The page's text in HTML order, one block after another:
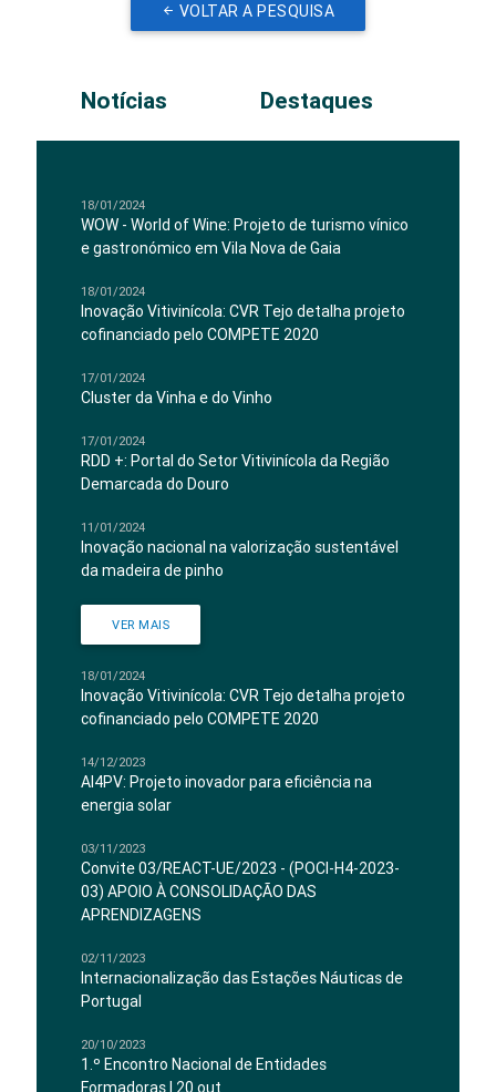
VOLTAR A PESQUISA
Notícias Destaques
18/01/2024
WOW - World of Wine: Projeto de turismo vínico
e gastronómico em Vila Nova de Gaia
18/01/2024
Inovação Vitivinícola: CVR Tejo detalha projeto
cofinanciado pelo COMPETE 2020
17/01/2024
Cluster da Vinha e do Vinho
17/01/2024
RDD +: Portal do Setor Vitivinícola da Região
Demarcada do Douro
11/01/2024
Inovação nacional na valorização sustentável
da madeira de pinho
VER MAIS
18/01/2024
Inovação Vitivinícola: CVR Tejo detalha projeto
cofinanciado pelo COMPETE 2020
14/12/2023
AI4PV: Projeto inovador para eficiência na
energia solar
03/11/2023
Convite 03/REACT-UE/2023 - (POCI-H4-2023-
03) APOIO À CONSOLIDAÇÃO DAS
APRENDIZAGENS
02/11/2023
Internacionalização das Estações Náuticas de
Portugal
20/10/2023
1.º Encontro Nacional de Entidades
Formadoras | 20 out